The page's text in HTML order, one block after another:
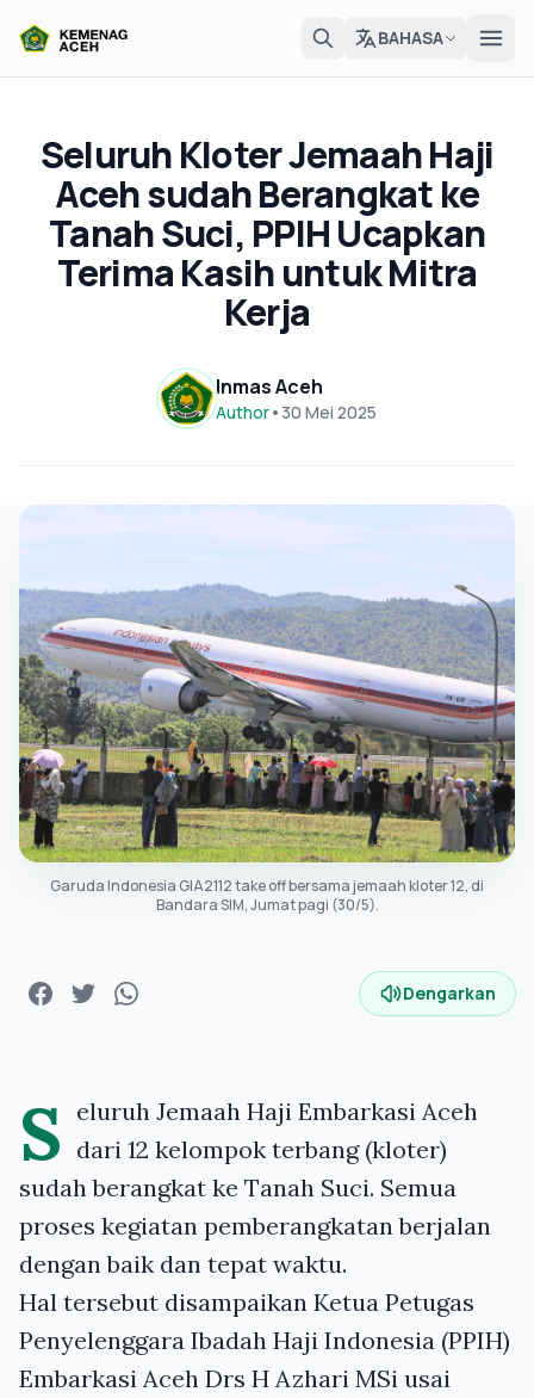
BAHASA
Seluruh Kloter Jemaah Haji
Aceh sudah Berangkat ke
Tanah Suci, PPIH Ucapkan
Terima Kasih untuk Mitra
Kerja
Inmas Aceh
Author• 30 Mei 2025
Garuda Indonesia GIA2112 take off bersama jemaah kloter 12, di
Bandara SIM, Jumat pagi (30/5).
Dengarkan
S eluruh Jemaah Haji Embarkasi Aceh
dari 12 kelompok terbang (kloter)
sudah berangkat ke Tanah Suci. Semua
proses kegiatan pemberangkatan berjalan
dengan baik dan tepat waktu.
Hal tersebut disampaikan Ketua Petugas
Penyelenggara Ibadah Haji Indonesia (PPIH)
Embarkasi Aceh Drs H Azhari MSi usai